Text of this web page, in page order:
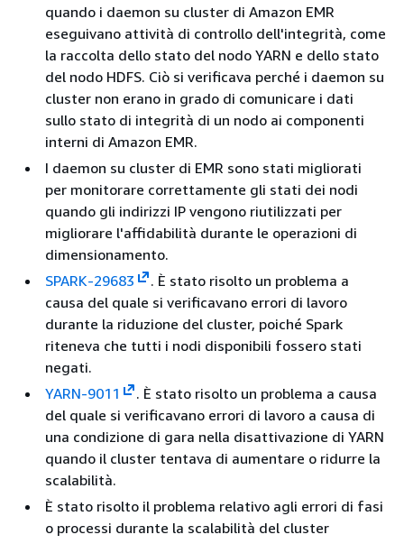
quando i daemon su cluster di Amazon EMR
eseguivano attività di controllo dell'integrità, come
la raccolta dello stato del nodo YARN e dello stato
del nodo HDFS. Ciò si verificava perché i daemon su
cluster non erano in grado di comunicare i dati
sullo stato di integrità di un nodo ai componenti
interni di Amazon EMR.
I daemon su cluster di EMR sono stati migliorati
per monitorare correttamente gli stati dei nodi
quando gli indirizzi IP vengono riutilizzati per
migliorare l'affidabilità durante le operazioni di
dimensionamento.
SPARK-29683
. È stato risolto un problema a
causa del quale si verificavano errori di lavoro
durante la riduzione del cluster, poiché Spark
riteneva che tutti i nodi disponibili fossero stati
negati.
YARN-9011
. È stato risolto un problema a causa
del quale si verificavano errori di lavoro a causa di
una condizione di gara nella disattivazione di YARN
quando il cluster tentava di aumentare o ridurre la
scalabilità.
È stato risolto il problema relativo agli errori di fasi
o processi durante la scalabilità del cluster